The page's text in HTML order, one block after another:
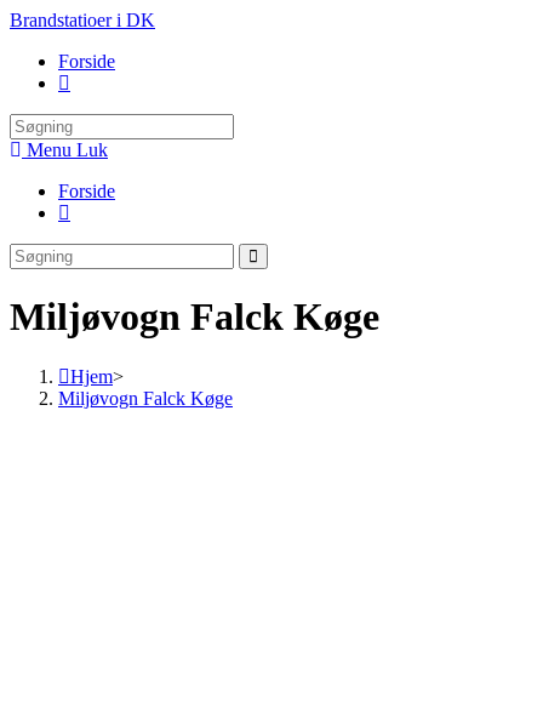
Skip
content
Brandstatioer i DK
Forside
Toggle
search
Menu Luk
Forside
Toggle
search
Miljøvogn Falck Køge
Hjem>
Miljøvogn Falck Køge